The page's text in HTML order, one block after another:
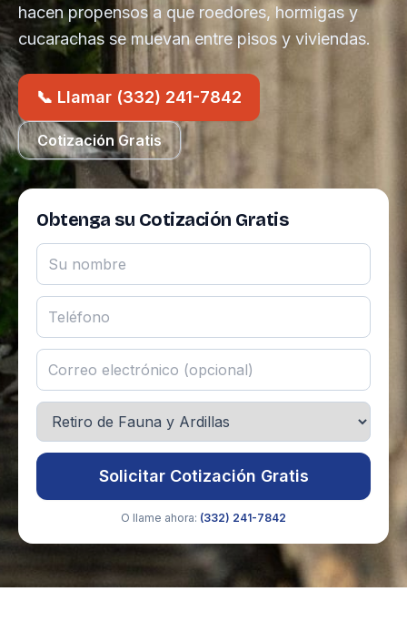
hacen propensos a que roedores, hormigas y
cucarachas se muevan entre pisos y viviendas.
📞 Llamar (332) 241-7842
Cotización Gratis
Obtenga su Cotización Gratis
Solicitar Cotización Gratis
O llame ahora: (332) 241-7842